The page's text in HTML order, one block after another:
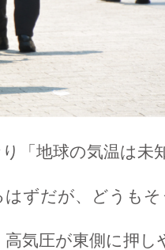
「地球の気温は未
ずだが、どうも
気圧が東側に押し